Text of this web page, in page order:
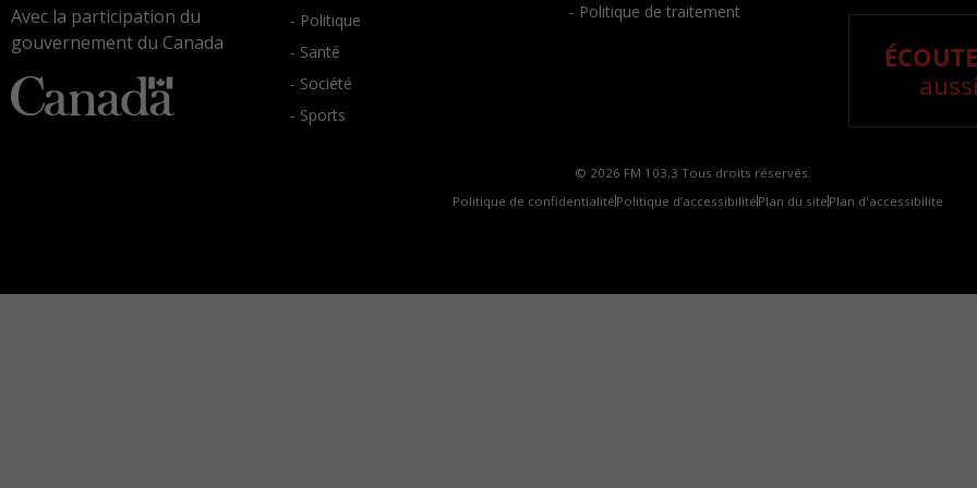
Avec la participation du
gouvernement du Canada
- Politique
- Santé
- Société
- Sports
- Politique de traitement
© 2026 FM 103,3 Tous droits réservés.
Politique de confidentialité Politique d’accessibilité Plan du site Plan d'accessibilite